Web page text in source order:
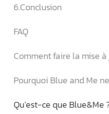
6.Conclusion
FAQ
Comment faire la mise
Pourquoi Blue and Me
Qu’est-ce que Blue&Me